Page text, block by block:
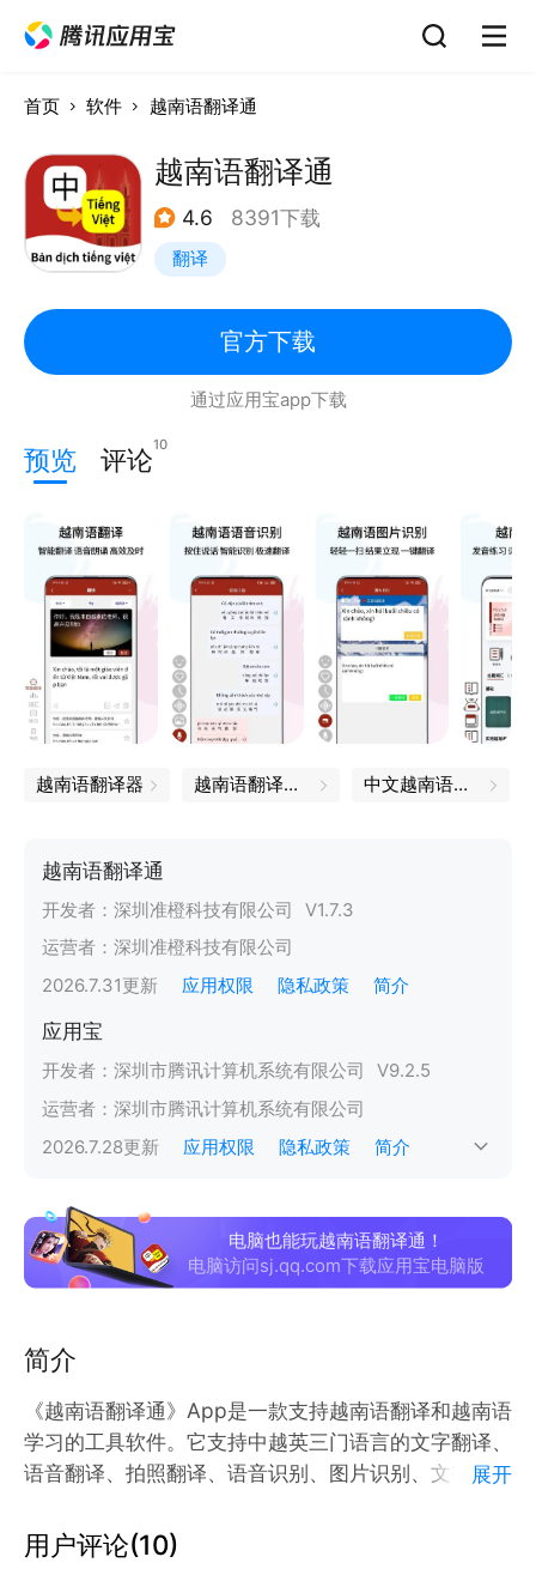
首页 软件 越南语翻译通
越南语翻译通
4.6 8391下载
翻译
官方下载
通过应用宝app下载
预览 评论10
越南语翻译器 越南语翻译软件 中文越南语互译
越南语翻译通
开发者： 深圳准橙科技有限公司 V1.7.3
运营者： 深圳准橙科技有限公司
2026.7.31 更新 应用权限 隐私政策 简介
应用宝
开发者： 深圳市腾讯计算机系统有限公司 V9.2.5
运营者： 深圳市腾讯计算机系统有限公司
2026.7.28更新 应用权限 隐私政策 简介
电脑也能玩越南语翻译通！
电脑访问sj.qq.com下载应用宝电脑版
简介
《越南语翻译通》App是一款支持越南语翻译和越南语
学习的工具软件。它支持中越英三门语言的文字翻译、
语音翻译、拍照翻译、语音识别、图片识别、文字转语
《越南语翻译通》App还支持越语词典查单词、日常用
展开
用户评论(10)